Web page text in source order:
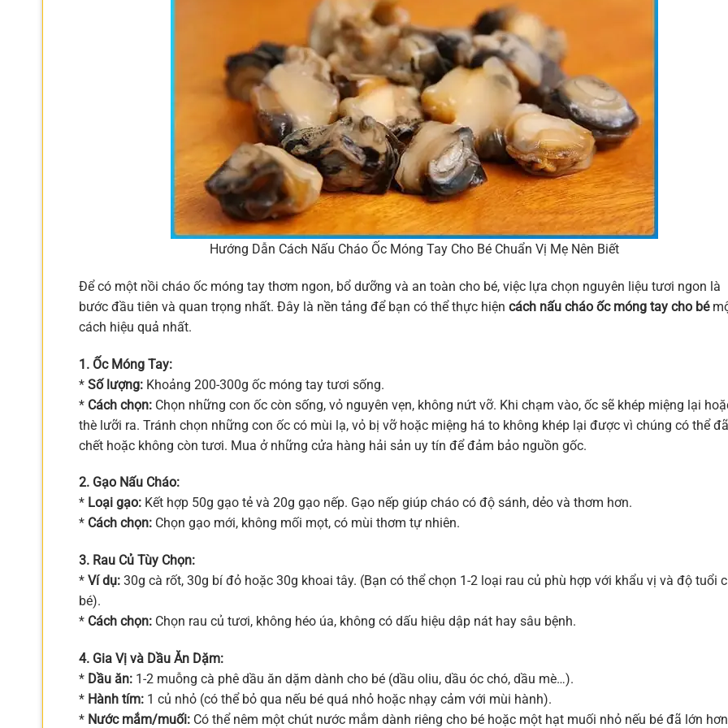
Hướng Dẫn Cách Nấu Cháo Ốc Móng Tay Cho Bé Chuẩn Vị Mẹ Nên Biết
Để có một nồi cháo ốc móng tay thơm ngon, bổ dưỡng và an toàn cho bé, việc lựa chọn nguyên liệu tươi ngon là
bước đầu tiên và quan trọng nhất. Đây là nền tảng để bạn có thể thực hiện cách nấu cháo ốc móng tay cho bé
cách hiệu quả nhất.
1. Ốc Móng Tay:
* Số lượng: Khoảng 200-300g ốc móng tay tươi sống.
* Cách chọn: Chọn những con ốc còn sống, vỏ nguyên vẹn, không nứt vỡ. Khi chạm vào, ốc sẽ khép miệng lại
thè lưỡi ra. Tránh chọn những con ốc có mùi lạ, vỏ bị vỡ hoặc miệng há to không khép lại được vì chúng có thể đã
chết hoặc không còn tươi. Mua ở những cửa hàng hải sản uy tín để đảm bảo nguồn gốc.
2. Gạo Nấu Cháo:
* Loại gạo: Kết hợp 50g gạo tẻ và 20g gạo nếp. Gạo nếp giúp cháo có độ sánh, dẻo và thơm hơn.
* Cách chọn: Chọn gạo mới, không mối mọt, có mùi thơm tự nhiên.
3. Rau Củ Tùy Chọn:
* Ví dụ: 30g cà rốt, 30g bí đỏ hoặc 30g khoai tây. (Bạn có thể chọn 1-2 loại rau củ phù hợp với khẩu vị và độ tuổi
bé).
* Cách chọn: Chọn rau củ tươi, không héo úa, không có dấu hiệu dập nát hay sâu bệnh.
4. Gia Vị và Dầu Ăn Dặm:
* Dầu ăn: 1-2 muỗng cà phê dầu ăn dặm dành cho bé (dầu oliu, dầu óc chó, dầu mè…).
* Hành tím: 1 củ nhỏ (có thể bỏ qua nếu bé quá nhỏ hoặc nhạy cảm với mùi hành).
* Nước mắm/muối: Có thể nêm một chút nước mắm dành riêng cho bé hoặc một hạt muối nhỏ nếu bé đã lớn